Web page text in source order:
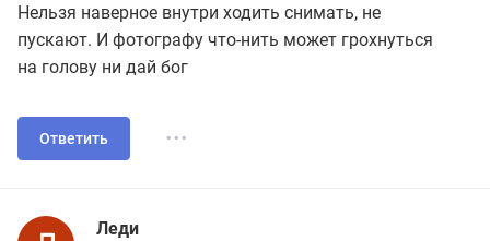
Нельзя наверное внутри ходить снимать, не
пускают. И фотографу что-нить может грохнуться
на голову ни дай бог
Ответить ...
Леди
Леди
1.11
Пользователи